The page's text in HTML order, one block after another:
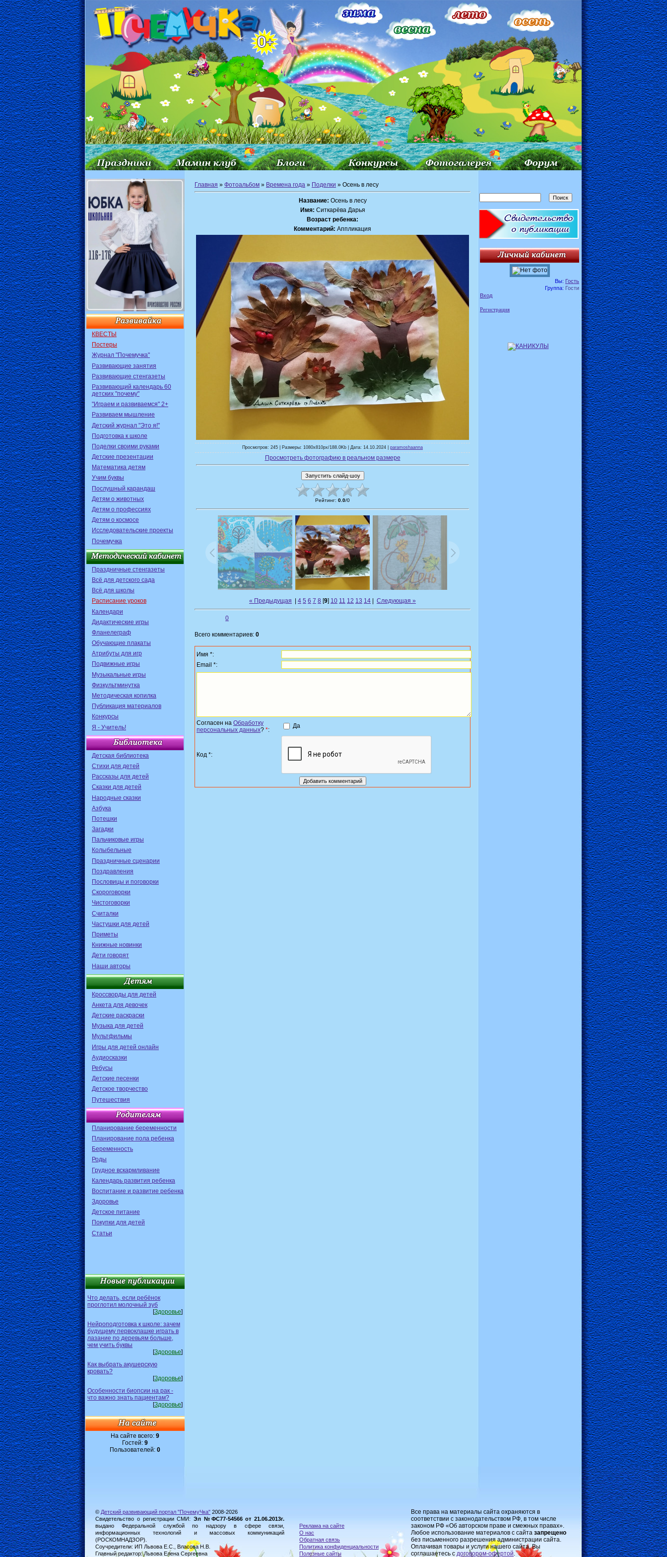
КВЕСТЫ
Постеры
Журнал "Почемучка"
Развивающие занятия
Развивающие стенгазеты
Развивающий календарь 60
детских "почему"
"Играем и развиваемся" 2+
Развиваем мышление
Детский журнал "Это я!"
Подготовка к школе
Поделки своими руками
Детские презентации
Математика детям
Учим буквы
Послушный карандаш
Детям о животных
Детям о профессиях
Детям о космосе
Исследовательские проекты
Почемучка
Праздничные стенгазеты
Всё для детского сада
Всё для школы
Расписание уроков
Календари
Дидактические игры
Фланелеграф
Обучающие плакаты
Атрибуты для игр
Подвижные игры
Музыкальные игры
Физкультминутка
Методическая копилка
Публикация материалов
Конкурсы
Я - Учитель!
Детская библиотека
Стихи для детей
Рассказы для детей
Сказки для детей
Народные сказки
Азбука
Потешки
Загадки
Пальчиковые игры
Колыбельные
Праздничные сценарии
Поздравления
Пословицы и поговорки
Скороговорки
Чистоговорки
Считалки
Частушки для детей
Приметы
Книжные новинки
Дети говорят
Наши авторы
Кроссворды для детей
Анкета для девочек
Детские раскраски
Музыка для детей
Мультфильмы
Игры для детей онлайн
Аудиосказки
Ребусы
Детские песенки
Детское творчество
Путешествия
Планирование беременности
Планирование пола ребенка
Беременность
Роды
Грудное вскармливание
Календарь развития ребенка
Воспитание и развитие ребенка
Здоровье
Детское питание
Покупки для детей
Статьи
Что делать, если ребёнок
проглотил молочный зуб
[Здоровье]
Нейроподготовка к школе: зачем
будущему первоклашке играть в
лазание по деревьям больше,
чем учить буквы
[Здоровье]
Как выбрать акушерскую
кровать?
[Здоровье]
Особенности биопсии на рак -
что важно знать пациентам?
[Здоровье]
На сайте всего: 9
Гостей: 9
Пользователей: 0
Главная » Фотоальбом » Времена года » Поделки » Осень в лесу
Название: Осень в лесу
Имя: Ситкарёва Дарья
Возраст ребенка:
Комментарий: Аппликация
Просмотров: 245 | Размеры: 1080x810px/188.0Kb | Дата: 14.10.2024 | paramoshaanna
Просмотреть фотографию в реальном размере
Рейтинг: 0.0/0
« Предыдущая 4 5 6 7 8 [9] 10 11 12 13 14 Следующая »
0
Всего комментариев: 0
Имя *:
Email *:
Согласен на Обработку
персональных данных? *:
Да
Код *:
Вы: Гость
Группа: Гости
Вход
Регистрация
© Детский развивающий портал "ПочемуЧка" 2008-2026
Свидетельство о регистрации СМИ: Эл №ФС77-54566 от 21.06.2013г.
выдано Федеральной службой по надзору в сфере связи,
информационных технологий и массовых коммуникаций
(РОСКОМНАДЗОР).
Соучредители: ИП Львова Е.С., Власова Н.В.
Главный редактор: Львова Елена Сергеевна
Реклама на сайте
О нас
Обратная связь
Политика конфиденциальности
Полезные сайты
Все права на материалы сайта охраняются в
соответствии с законодательством РФ, в том числе
законом РФ «Об авторском праве и смежных правах».
Любое использование материалов с сайта запрещено
без письменного разрешения администрации сайта.
Оплачивая товары и услуги нашего сайта, Вы
соглашаетесь с договором-oфертой.